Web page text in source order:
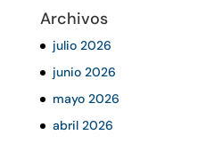
Archivos
julio 2026
junio 2026
mayo 2026
abril 2026